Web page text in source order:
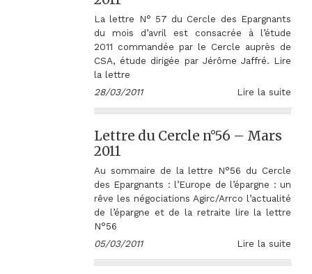
La lettre N° 57 du Cercle des Epargnants
du mois d’avril est consacrée à l’étude
2011 commandée par le Cercle auprès de
CSA, étude dirigée par Jérôme Jaffré. Lire
la lettre
28/03/2011
Lire la suite
Lettre du Cercle n°56 – Mars
2011
Au sommaire de la lettre N°56 du Cercle
des Epargnants : l’Europe de l’épargne : un
rêve les négociations Agirc/Arrco l’actualité
de l’épargne et de la retraite lire la lettre
N°56
05/03/2011
Lire la suite